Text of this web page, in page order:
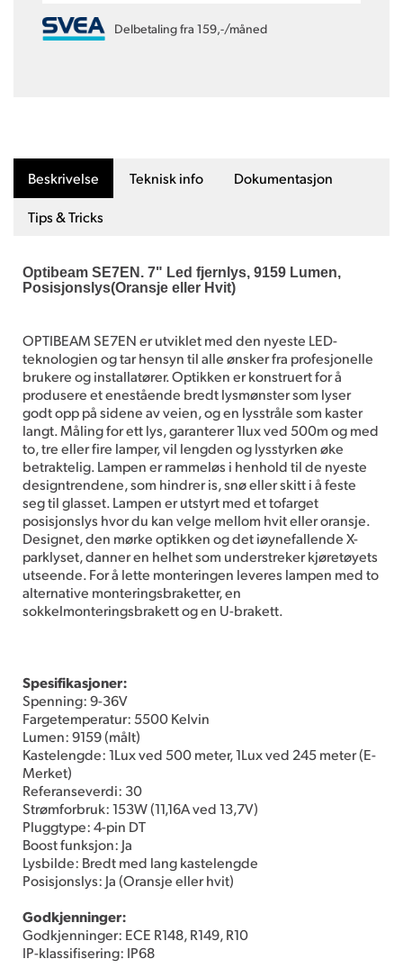
Delbetaling fra 159,-/måned
Beskrivelse Teknisk info Dokumentasjon
Tips & Tricks
Optibeam SE7EN. 7" Led fjernlys, 9159 Lumen,
Posisjonslys(Oransje eller Hvit)
OPTIBEAM SE7EN er utviklet med den nyeste LED-
teknologien og tar hensyn til alle ønsker fra profesjonelle
brukere og installatører. Optikken er konstruert for å
produsere et enestående bredt lysmønster som lyser
godt opp på sidene av veien, og en lysstråle som kaster
langt. Måling for ett lys, garanterer 1lux ved 500m og med
to, tre eller fire lamper, vil lengden og lysstyrken øke
betraktelig. Lampen er rammeløs i henhold til de nyeste
designtrendene, som hindrer is, snø eller skitt i å feste
seg til glasset. Lampen er utstyrt med et tofarget
posisjonslys hvor du kan velge mellom hvit eller oransje.
Designet, den mørke optikken og det iøynefallende X-
parklyset, danner en helhet som understreker kjøretøyets
utseende. For å lette monteringen leveres lampen med to
alternative monteringsbraketter, en
sokkelmonteringsbrakett og en U-brakett.
Spesifikasjoner:
Spenning: 9-36V
Fargetemperatur: 5500 Kelvin
Lumen: 9159 (målt)
Kastelengde: 1Lux ved 500 meter, 1Lux ved 245 meter (E-
Merket)
Referanseverdi: 30
Strømforbruk: 153W (11,16A ved 13,7V)
Pluggtype: 4-pin DT
Boost funksjon: Ja
Lysbilde: Bredt med lang kastelengde
Posisjonslys: Ja (Oransje eller hvit)
Godkjenninger:
Godkjenninger: ECE R148, R149, R10
IP-klassifisering: IP68